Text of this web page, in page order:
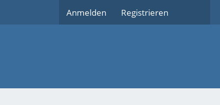
Anmelden Registrieren